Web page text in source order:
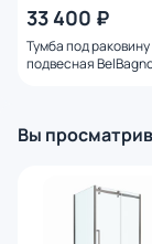
33 400 ₽
Тумба под раковину
подвесная
Вы